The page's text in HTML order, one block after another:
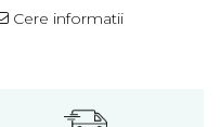
Cere informatii